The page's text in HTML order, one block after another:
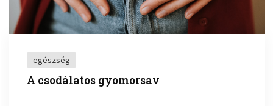
egészség
A csodálatos gyomorsav